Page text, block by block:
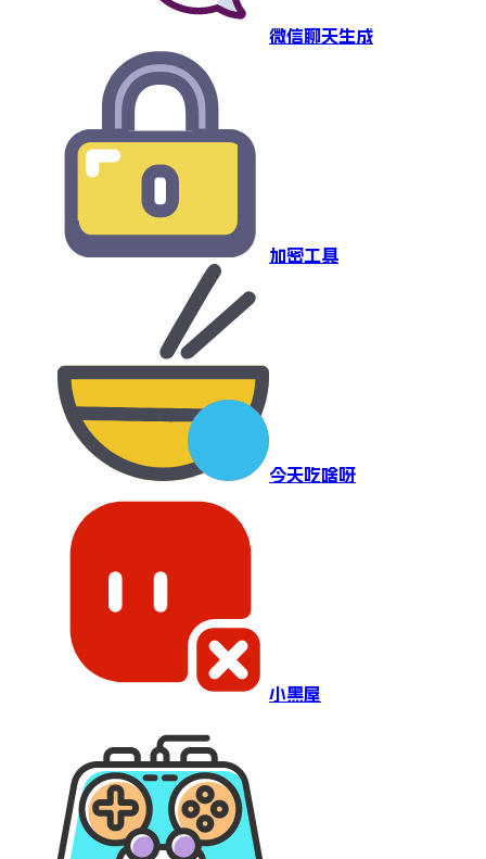
微信聊天生成
加密工具
今天吃啥呀
小黑屋